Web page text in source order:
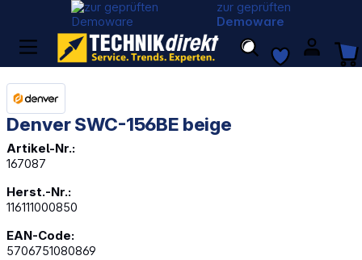
zur geprüften
Demoware
Denver SWC-156BE beige
Artikel-Nr.:
167087
Herst.-Nr.:
116111000850
EAN-Code:
5706751080869